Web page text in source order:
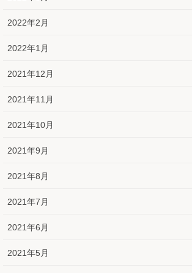
2022年2月
2022年1月
2021年12月
2021年11月
2021年10月
2021年9月
2021年8月
2021年7月
2021年6月
2021年5月